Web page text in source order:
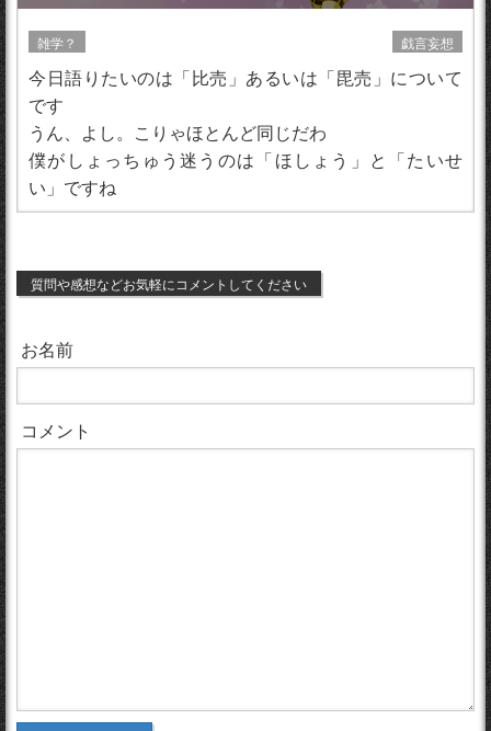
雑学？ 戯言妄想
今日語りたいのは「比売」あるいは「毘売」について
です
うん、よし。こりゃほとんど同じだわ
僕がしょっちゅう迷うのは「ほしょう」と「たいせ
い」ですね
質問や感想などお気軽にコメントしてください
お名前
コメント